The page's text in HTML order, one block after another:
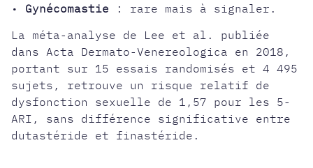
• Gynécomastie : rare mais à signaler.
La méta-analyse de Lee et al. publiée
dans Acta Dermato-Venereologica en 2018,
portant sur 15 essais randomisés et 4 495
sujets, retrouve un risque relatif de
dysfonction sexuelle de 1,57 pour les 5-
ARI, sans différence significative entre
dutastéride et finastéride.